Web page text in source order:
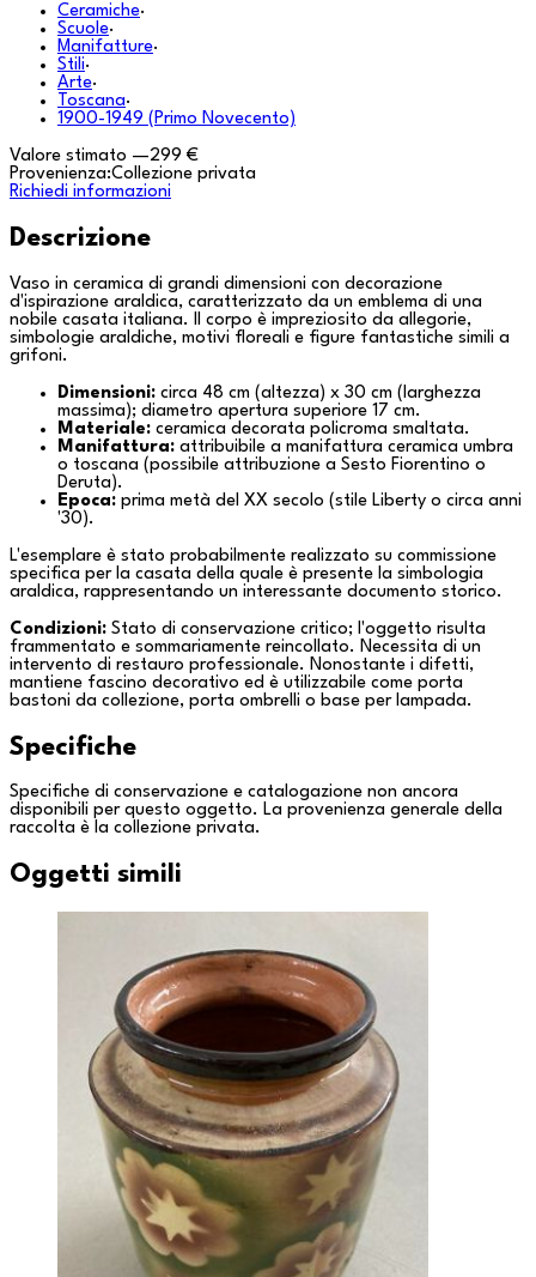
Ceramiche·
Scuole·
Manifatture·
Stili·
Arte·
Toscana·
1900-1949 (Primo Novecento)
Valore stimato —299 €
Provenienza:Collezione privata
Richiedi informazioni
Descrizione
Vaso in ceramica di grandi dimensioni con decorazione
d'ispirazione araldica, caratterizzato da un emblema di una
nobile casata italiana. Il corpo è impreziosito da allegorie,
simbologie araldiche, motivi floreali e figure fantastiche simili a
grifoni.
Dimensioni: circa 48 cm (altezza) x 30 cm (larghezza
massima); diametro apertura superiore 17 cm.
Materiale: ceramica decorata policroma smaltata.
Manifattura: attribuibile a manifattura ceramica umbra
o toscana (possibile attribuzione a Sesto Fiorentino o
Deruta).
Epoca: prima metà del XX secolo (stile Liberty o circa anni
'30).
L'esemplare è stato probabilmente realizzato su commissione
specifica per la casata della quale è presente la simbologia
araldica, rappresentando un interessante documento storico.
Condizioni: Stato di conservazione critico; l'oggetto risulta
frammentato e sommariamente reincollato. Necessita di un
intervento di restauro professionale. Nonostante i difetti,
mantiene fascino decorativo ed è utilizzabile come porta
bastoni da collezione, porta ombrelli o base per lampada.
Specifiche
Specifiche di conservazione e catalogazione non ancora
disponibili per questo oggetto. La provenienza generale della
raccolta è la collezione privata.
Oggetti simili